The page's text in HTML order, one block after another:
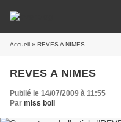
Accueil » REVES A NIMES
REVES A NIMES
Publié le 14/07/2009 à 11:55
Par miss boll